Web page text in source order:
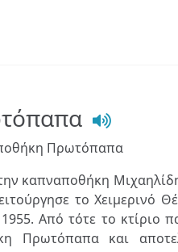
Πρωτόπαπα
καπναποθήκη
το Χειμερινό
Από τότε το κτίριο
Πρωτόπαπα και